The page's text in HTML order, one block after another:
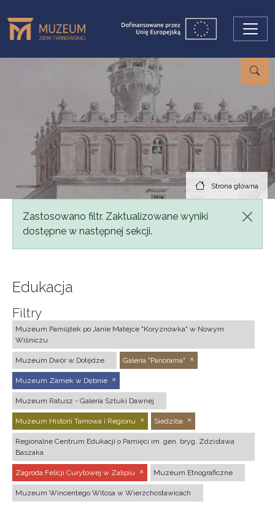
Strona główna
Komunikat
Zastosowano filtr. Zaktualizowane wyniki
dostępne w następnej sekcji.
Edukacja
Filtry
Muzeum Pamiątek po Janie Matejce "Koryznówka" w Nowym
Wiśniczu
Muzeum Dwór w Dołędze Galeria "Panorama"
Muzeum Zamek w Dębnie
Muzeum Ratusz - Galeria Sztuki Dawnej
Muzeum Historii Tarnowa i Regionu Siedziba
Regionalne Centrum Edukacji o Pamięci im. gen. bryg. Zdzisława
Baszaka
Zagroda Felicji Curyłowej w Zalipiu Muzeum Etnograficzne
Muzeum Wincentego Witosa w Wierzchosławicach